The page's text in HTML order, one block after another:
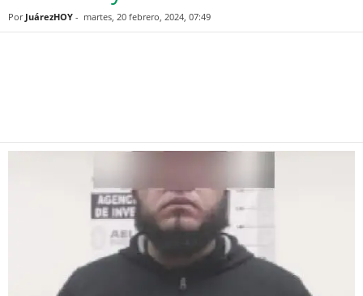
Por JuárezHOY - martes, 20 febrero, 2024, 07:49